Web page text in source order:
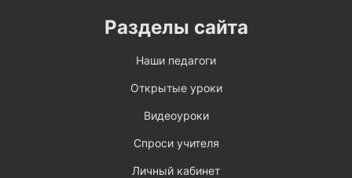
Разделы сайта
Наши педагоги
Открытые уроки
Видеоуроки
Спроси учителя
Личный кабинет